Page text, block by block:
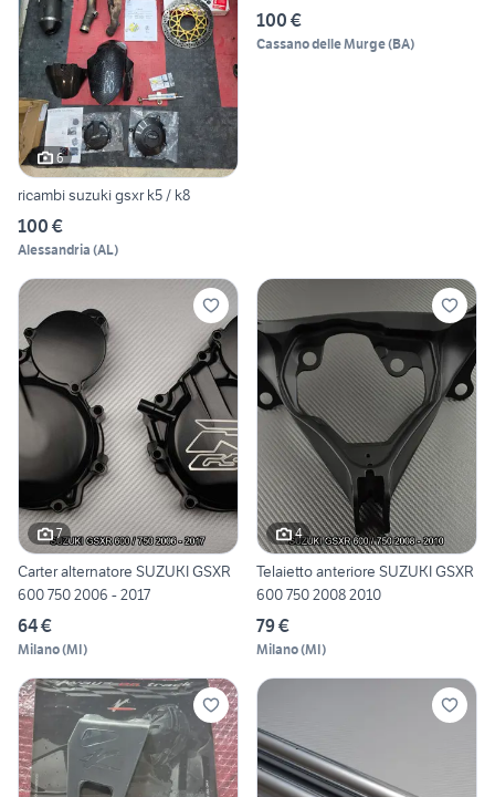
6
ricambi suzuki gsxr k5 / k8
100 €
Alessandria (AL)
100 €
Cassano delle Murge(BA)
7
Carter alternatore SUZUKI GSXR
600 750 2006 - 2017
64 €
Milano(MI)
4
Telaietto anteriore SUZUKI GSXR
600 750 2008 2010
79 €
Milano(MI)